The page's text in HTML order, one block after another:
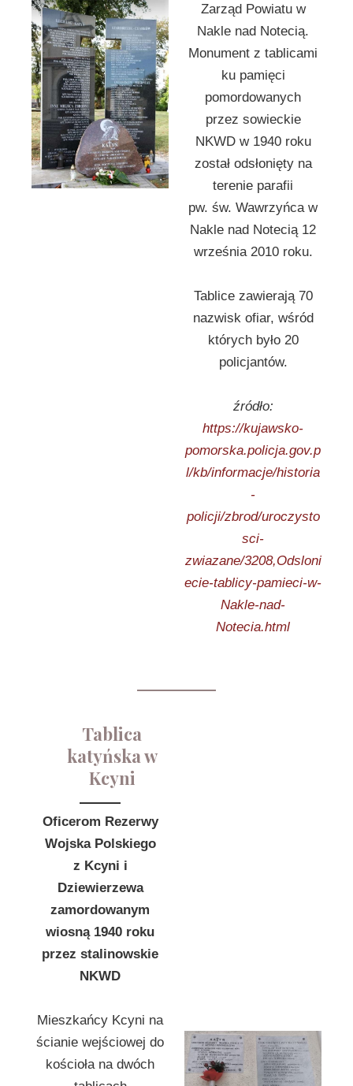
Zarząd Powiatu w
Nakle nad Notecią.
Monument z tablicami
ku pamięci
pomordowanych
przez sowieckie
NKWD w 1940 roku
został odsłonięty na
terenie parafii
pw. św. Wawrzyńca w
Nakle nad Notecią 12
września 2010 roku.
Tablice zawierają 70
nazwisk ofiar, wśród
których było 20
policjantów.
źródło:
https://kujawsko-
pomorska.policja.gov.p
l/kb/informacje/historia
-
policji/zbrod/uroczysto
sci-
zwiazane/3208,Odsloni
ecie-tablicy-pamieci-w-
Nakle-nad-
Notecia.html
Tablica
katyńska w
Kcyni
Oficerom Rezerwy
Wojska Polskiego
z Kcyni i
Dziewierzewa
zamordowanym
wiosną 1940 roku
przez stalinowskie
NKWD
Mieszkańcy Kcyni na
ścianie wejściowej do
kościoła na dwóch